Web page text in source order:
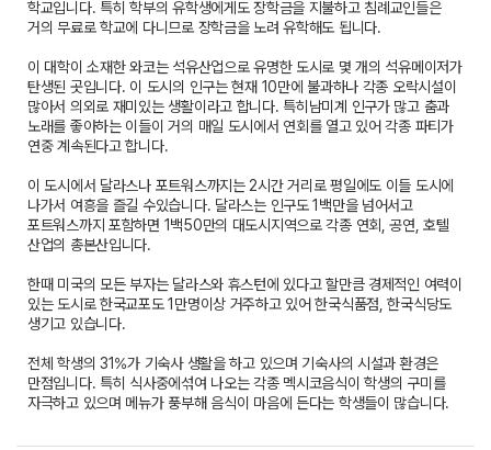
학교입니다. 특히 학부의 유학생에게도 장학금을 지불하고 침례교인들은
거의 무료로 학교에 다니므로 장학금을 노려 유학해도 됩니다.
이 대학이 소재한 와코는 석유산업으로 유명한 도시로 몇 개의 석유메이저가
탄생된 곳입니다. 이 도시의 인구는 현재 10만에 불과하나 각종 오락시설이
많아서 의외로 재미있는 생활이라고 합니다. 특히남미계 인구가 많고 춤과
노래를 좋아하는 이들이 거의 매일 도시에서 연회를 열고 있어 각종 파티가
연중 계속된다고 합니다.
이 도시에서 달라스나 포트워스까지는 2시간 거리로 평일에도 이들 도시에
나가서 여흥을 즐길 수있습니다. 달라스는 인구도 1백만을 넘어서고
포트워스까지 포함하면 1백50만의 대도시지역으로 각종 연회, 공연, 호텔
산업의 총본산입니다.
한때 미국의 모든 부자는 달라스와 휴스턴에 있다고 할만큼 경제적인 여력이
있는 도시로 한국교포도 1만명이상 거주하고 있어 한국식품점, 한국식당도
생기고 있습니다.
전체 학생의 31%가 기숙사 생활을 하고 있으며 기숙사의 시설과 환경은
만점입니다. 특히 식사중에섞여 나오는 각종 멕시코음식이 학생의 구미를
자극하고 있으며 메뉴가 풍부해 음식이 마음에 든다는 학생들이 많습니다.